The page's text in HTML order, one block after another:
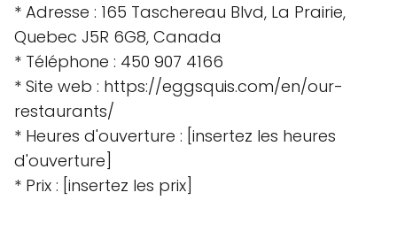
* Adresse : 165 Taschereau Blvd, La Prairie,
Quebec J5R 6G8, Canada
* Téléphone : 450 907 4166
* Site web : https://eggsquis.com/en/our-
restaurants/
* Heures d'ouverture : [insertez les heures
d'ouverture]
* Prix : [insertez les prix]